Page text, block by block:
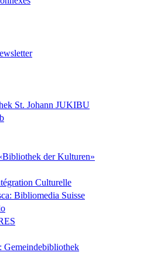
St. Johann JUKIBU
der Kulturen»
Culturelle
Bibliomedia Suisse
Gemeindebibliothek